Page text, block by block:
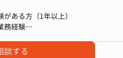
業を支え続けるためには、業務の
り強固な組織基盤を築いていくこと
ある方（1年以上）
務経験
談する